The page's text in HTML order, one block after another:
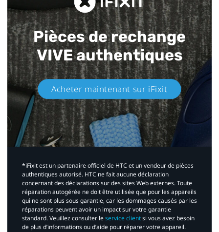
Pièces de rechange
VIVE authentiques​
Acheter maintenant sur iFixit​
*iFixit est un partenaire officiel de HTC et un vendeur de pièces
authentiques autorisé. HTC ne fait aucune déclaration
concernant des déclarations sur des sites Web externes. Toute
réparation autogérée ne doit être utilisée que pour les appareils
qui ne sont plus sous garantie, car les dommages causés par les
réparations peuvent avoir un impact sur votre garantie
standard. Veuillez consulter leservice clientsi vous avez besoin
de plus d’informations ou d’aide pour réparer votre appareil.​